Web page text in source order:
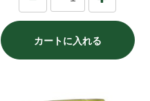
カートに入れる